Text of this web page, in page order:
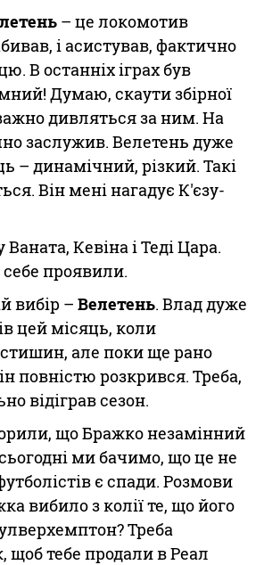
– це локомотив
і асистував, фактично
В останніх іграх був
Думаю, скаути збірної
дивляться за ним. На
заслужив. Велетень дуже
– динамічний, різкий. Такі
Він мені нагадує К'єзу-
Кевіна і Теді Цара.
проявили.
вибір – Велетень. Влад дуже
цей місяць, коли
але поки ще рано
повністю розкрився. Треба,
відіграв сезон.
що Бражко незамінний
ми бачимо, що це не
є спади. Розмови
вибило з колії те, що його
Треба
щоб тебе продали в Реал